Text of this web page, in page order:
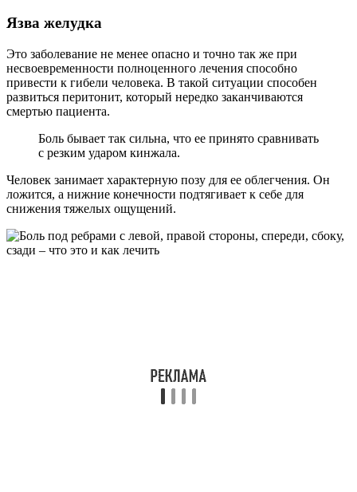
Язва желудка
Это заболевание не менее опасно и точно так же при
несвоевременности полноценного лечения способно
привести к гибели человека. В такой ситуации способен
развиться перитонит, который нередко заканчиваются
смертью пациента.
Боль бывает так сильна, что ее принято сравнивать
с резким ударом кинжала.
Человек занимает характерную позу для ее облегчения. Он
ложится, а нижние конечности подтягивает к себе для
снижения тяжелых ощущений.